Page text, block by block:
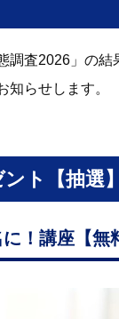
調査2026」の
知らせします。
ト【抽選】
に！講座【無